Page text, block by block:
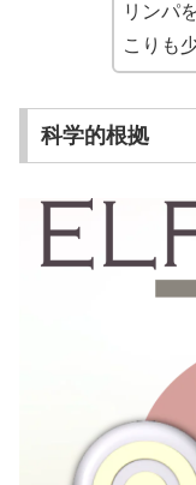
リンパ
こりも
科学的根拠